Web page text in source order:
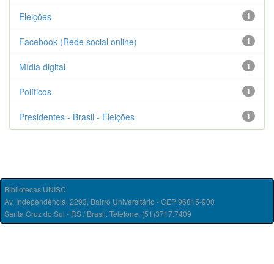
1
Eleições
1
Facebook (Rede social online)
1
Mídia digital
1
Políticos
1
Presidentes - Brasil - Eleições
Bibliotecas UNISC
Av. Independência, 2293, Bairro Universitário - CEP 96815-900
Santa Cruz do Sul - RS / Brasil. Telefone: (51)3717.7409